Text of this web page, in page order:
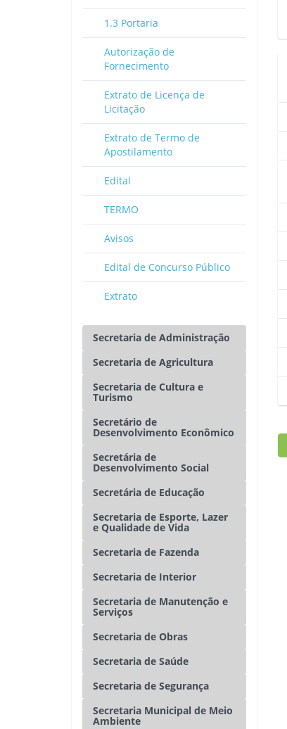
1.3 Portaria
Autorização de
Fornecimento
Extrato de Licença de
Licitação
Extrato de Termo de
Apostilamento
Edital
TERMO
Avisos
Edital de Concurso Público
Extrato
Secretaria de Administração
Secretaria de Agricultura
Secretaria de Cultura e
Turismo
Secretário de
Desenvolvimento Econômico
Secretária de
Desenvolvimento Social
Secretária de Educação
Secretaria de Esporte, Lazer
e Qualidade de Vida
Secretaria de Fazenda
Secretaria de Interior
Secretaria de Manutenção e
Serviços
Secretaria de Obras
Secretaria de Saúde
Secretaria de Segurança
Secretaria Municipal de Meio
Ambiente